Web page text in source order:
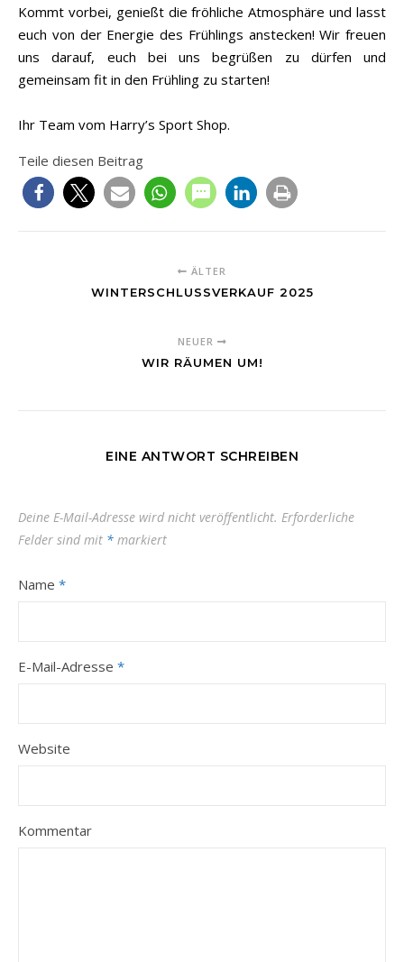
Kommt vorbei, genießt die fröhliche Atmosphäre und lasst
euch von der Energie des Frühlings anstecken! Wir freuen
uns darauf, euch bei uns begrüßen zu dürfen und
gemeinsam fit in den Frühling zu starten!
Ihr Team vom Harry’s Sport Shop.
Teile diesen Beitrag
ÄLTER
WINTERSCHLUSSVERKAUF 2025
NEUER
WIR RÄUMEN UM!
EINE ANTWORT SCHREIBEN
Deine E-Mail-Adresse wird nicht veröffentlicht. Erforderliche
Felder sind mit * markiert
Name *
E-Mail-Adresse *
Website
Kommentar